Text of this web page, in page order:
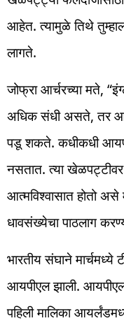
आहेत. त्यामुळे तिथे
लागते.
जोफ्रा आर्चरच्या मते,
अधिक संधी असते, तर
पडू शकते. कधीकधी
नसतात. त्या
आत्मविश्वासात होतो असे
धावसंख्येचा पाठलाग
भारतीय संघाने
आयपीएल झाली.
पहिली मालिका